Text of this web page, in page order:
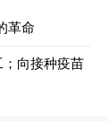
革命
；向接种疫苗